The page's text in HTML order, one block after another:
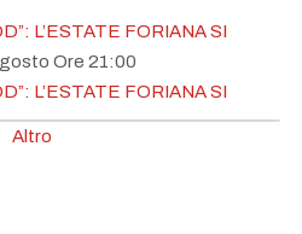
L’ESTATE FORIANA SI
Ore 21:00
L’ESTATE FORIANA SI
Ore 21:00
Altro